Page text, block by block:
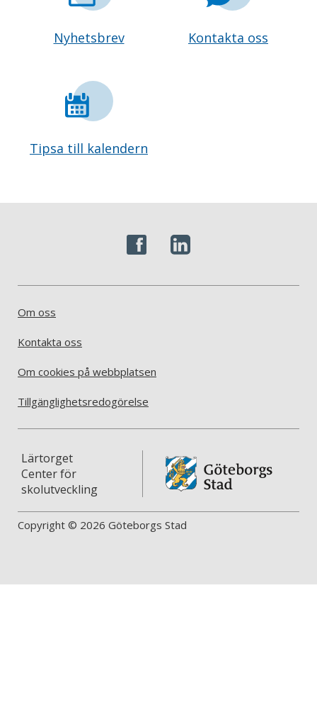
Nyhetsbrev Kontakta oss
Tipsa till kalendern
Om oss
Kontakta oss
Om cookies på webbplatsen
Tillgänglighetsredogörelse
Lärtorget
Center för
skolutveckling
Copyright © 2026 Göteborgs Stad